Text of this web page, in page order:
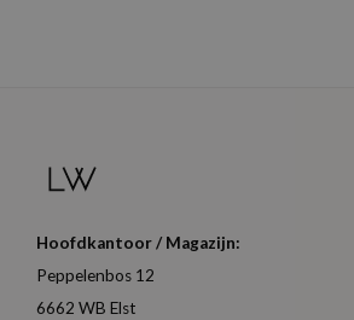
Hoofdkantoor / Magazijn:
Peppelenbos 12
6662 WB Elst